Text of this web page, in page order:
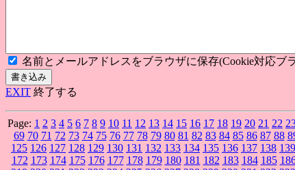
名前とメールアドレスをブラウザに保存(Cookie対応ブ
EXIT 終了する
Page: 1 2 3 4 5 6 7 8 9 10 11 12 13 14 15 16 17 18 19 20 21 22
69 70 71 72 73 74 75 76 77 78 79 80 81 82 83 84 85 86 87 88
125 126 127 128 129 130 131 132 133 134 135 136 137 138 139
172 173 174 175 176 177 178 179 180 181 182 183 184 185